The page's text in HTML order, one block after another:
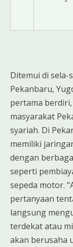
Ditemui di sela-
Pekanbaru,
pertama
masyarakat
syariah. Di
memiliki
dengan
seperti
sepeda motor.
pertanyaan
langsung
terdekat atau
akan berusaha